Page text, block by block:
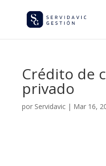
Crédito de
privado
por Servidavic| Mar 16,